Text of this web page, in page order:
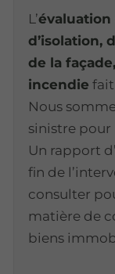
L’évaluation
d’isolation,
de la
incendie fait
Nous
sinistre pour
Un rapport
fin de
consulter
matière de
biens